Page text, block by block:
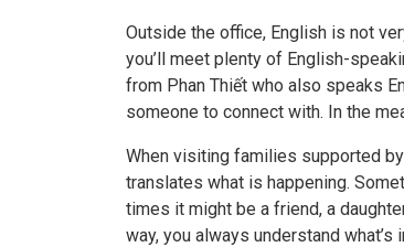
Outside the office, English is not
you’ll meet plenty of English-
from Phan Thiết who also speaks
someone to connect with. In the
When visiting families supported
translates what is happening.
times it might be a friend, a
way, you always understand